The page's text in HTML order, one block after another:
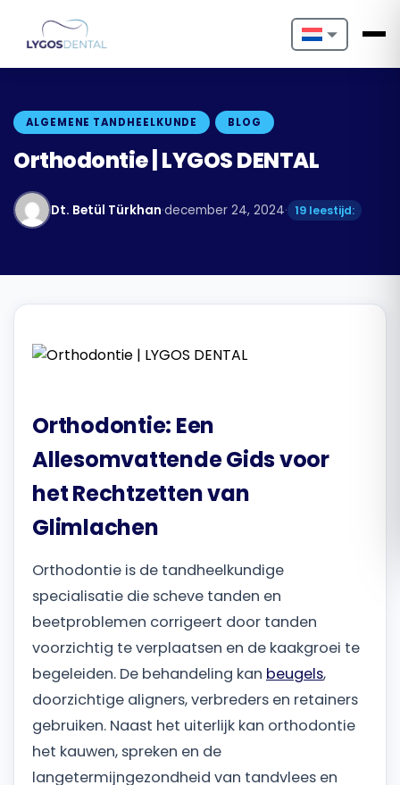
Nederlands
Français
Español
ALGEMENE TANDHEELKUNDE BLOG
Orthodontie | LYGOS DENTAL
Dt. Betül Türkhan·december 24, 2024· 19 leestijd:
Orthodontie: Een
Allesomvattende Gids voor
het Rechtzetten van
Glimlachen
Orthodontie is de tandheelkundige
specialisatie die scheve tanden en
beetproblemen corrigeert door tanden
voorzichtig te verplaatsen en de kaakgroei te
begeleiden. De behandeling kan beugels,
doorzichtige aligners, verbreders en retainers
gebruiken. Naast het uiterlijk kan orthodontie
het kauwen, spreken en de
langetermijngezondheid van tandvlees en